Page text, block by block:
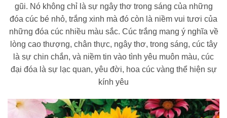
gũi. Nó không chỉ là sự ngây thơ trong sáng của những
đóa cúc bé nhỏ, trắng xinh mà đó còn là niềm vui tươi của
những đóa cúc nhiều màu sắc. Cúc trắng mang ý nghĩa về
lòng cao thượng, chân thực, ngây thơ, trong sáng, cúc tây
là sự chin chắn, và niềm tin vào tình yêu muôn màu, cúc
đại đóa là sự lạc quan, yêu đời, hoa cúc vàng thể hiện sự
kính yêu